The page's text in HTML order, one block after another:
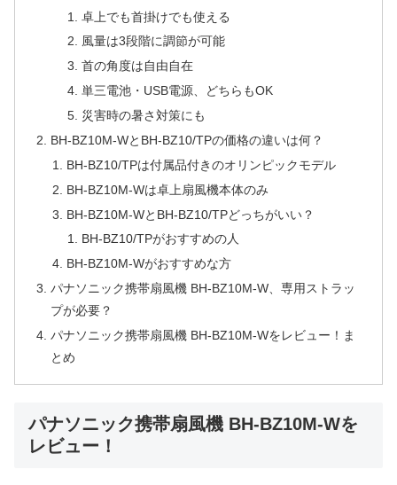
卓上でも首掛けでも使える
風量は3段階に調節が可能
首の角度は自由自在
単三電池・USB電源、どちらもOK
災害時の暑さ対策にも
BH-BZ10M-WとBH-BZ10/TPの価格の違いは何？
BH-BZ10/TPは付属品付きのオリンピックモデル
BH-BZ10M-Wは卓上扇風機本体のみ
BH-BZ10M-WとBH-BZ10/TPどっちがいい？
BH-BZ10/TPがおすすめの人
BH-BZ10M-Wがおすすめな方
パナソニック携帯扇風機 BH-BZ10M-W、専用ストラッ
プが必要？
パナソニック携帯扇風機 BH-BZ10M-Wをレビュー！ま
とめ
パナソニック携帯扇風機 BH-BZ10M-Wを
レビュー！